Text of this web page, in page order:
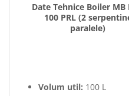
Date Tehnice Boiler MB
100 PRL (2
paralele)
Volum util: 100 L